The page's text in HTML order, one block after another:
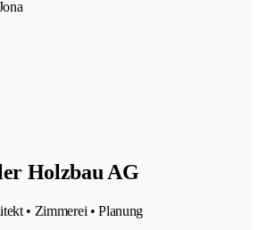
Holzbau AG
• Zimmerei • Planung